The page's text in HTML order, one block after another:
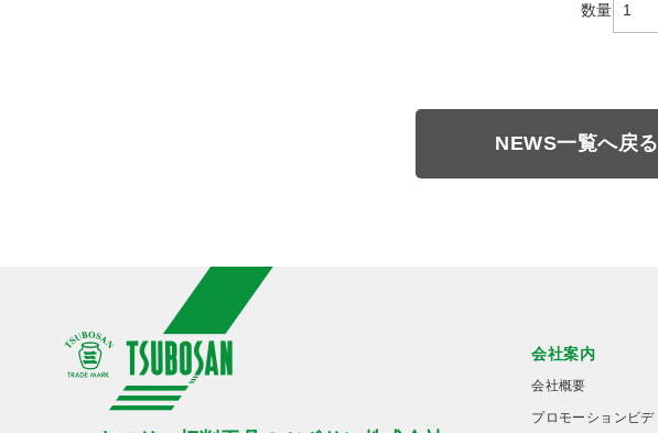
数量
NEWS一覧へ戻る
会社案内
会社概要
プロモーションビデ